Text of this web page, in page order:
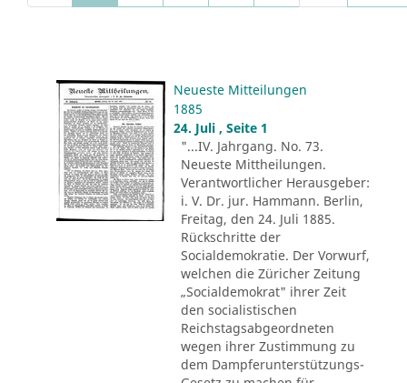
Neueste Mitteilungen
1885
24. Juli , Seite 1
"...IV. Jahrgang. No. 73.
Neueste Mittheilungen.
Verantwortlicher Herausgeber:
i. V. Dr. jur. Hammann. Berlin,
Freitag, den 24. Juli 1885.
Rückschritte der
Socialdemokratie. Der Vorwurf,
welchen die Züricher Zeitung
„Socialdemokrat" ihrer Zeit
den socialistischen
Reichstagsabgeordneten
wegen ihrer Zustimmung zu
dem Dampferunterstützungs-